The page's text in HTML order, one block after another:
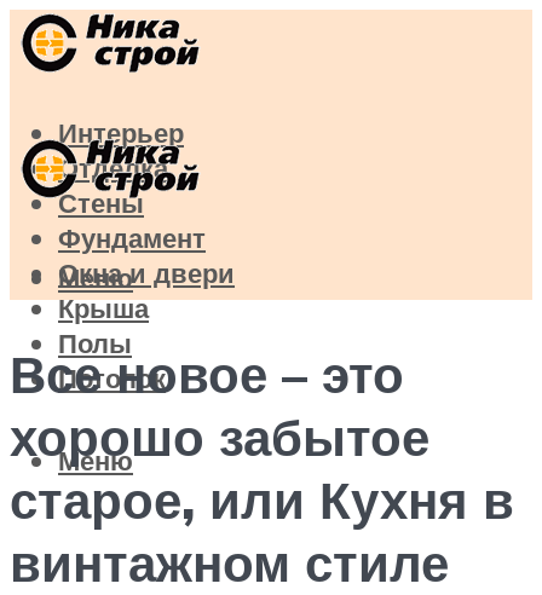
Интерьер
Отделка
Стены
Фундамент
Окна и двери
Крыша
Полы
Потолок
Меню
Меню
Все новое – это
хорошо забытое
старое, или Кухня в
винтажном стиле